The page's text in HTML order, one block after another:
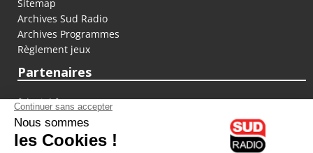
Sitemap
Archives Sud Radio
Archives Programmes
Règlement jeux
Partenaires
fiducial.fr
lyoncapitale.fr
olympique-et-lyonnais.com